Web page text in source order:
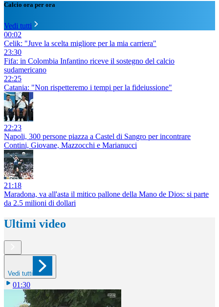
Calcio ora per ora
Vedi tutti
00:02
Celik: "Juve la scelta migliore per la mia carriera"
23:30
Fifa: in Colombia Infantino riceve il sostegno del calcio
sudamericano
22:25
Catania: "Non rispetteremo i tempi per la fideiussione"
22:23
Napoli, 300 persone piazza a Castel di Sangro per incontrare
Contini, Giovane, Mazzocchi e Marianucci
21:18
Maradona, va all'asta il mitico pallone della Mano de Dios: si parte
da 2.5 milioni di dollari
Ultimi video
Vedi tutti
01:30